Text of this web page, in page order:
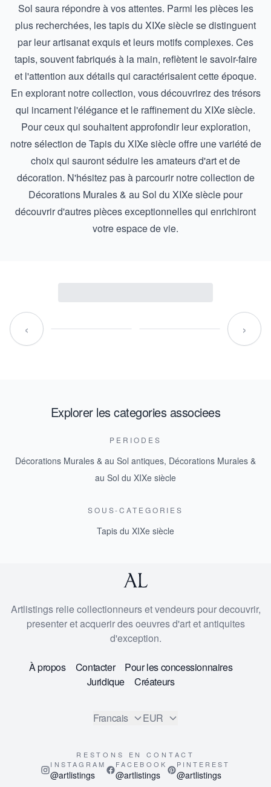
Sol saura répondre à vos attentes. Parmi les pièces les
plus recherchées, les tapis du XIXe siècle se distinguent
par leur artisanat exquis et leurs motifs complexes. Ces
tapis, souvent fabriqués à la main, reflètent le savoir-faire
et l'attention aux détails qui caractérisaient cette époque.
En explorant notre collection, vous découvrirez des trésors
qui incarnent l'élégance et le raffinement du XIXe siècle.
Pour ceux qui souhaitent approfondir leur exploration,
notre sélection deTapis du XIXe siècleoffre une variété de
choix qui sauront séduire les amateurs d'art et de
décoration. N'hésitez pas à parcourir notre collection de
Décorations Murales & au Sol du XIXe sièclepour
découvrir d'autres pièces exceptionnelles qui enrichiront
votre espace de vie.
‹ ›
Explorer les categories associees
PERIODES
Décorations Murales & au Sol antiques, Décorations Murales &
au Sol du XIXe siècle
SOUS-CATEGORIES
Tapis du XIXe siècle
Artlistings relie collectionneurs et vendeurs pour decouvrir,
presenter et acquerir des oeuvres d'art et antiquites
d'exception.
À propos Contacter
Pour les concessionnaires
Juridique
Créateurs
Francais EUR
RESTONS EN CONTACT
INSTAGRAM
@artlistings
FACEBOOK
@artlistings
PINTEREST
@artlistings